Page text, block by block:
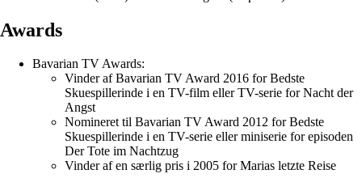
Awards
Bavarian TV Awards:
Vinder af Bavarian TV Award 2016 for Bedste
Skuespillerinde i en TV-film eller TV-serie for Nacht der
Angst
Nomineret til Bavarian TV Award 2012 for Bedste
Skuespillerinde i en TV-serie eller miniserie for episoden
Der Tote im Nachtzug
Vinder af en særlig pris i 2005 for Marias letzte Reise